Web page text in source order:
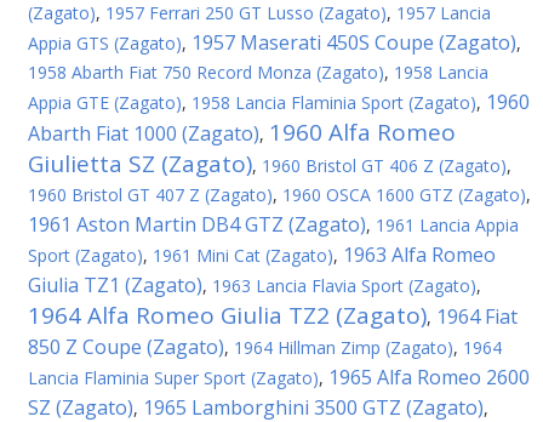
(Zagato), 1957 Ferrari 250 GT Lusso (Zagato), 1957 Lancia
Appia GTS (Zagato), 1957 Maserati 450S Coupe (Zagato),
1958 Abarth Fiat 750 Record Monza (Zagato), 1958 Lancia
Appia GTE (Zagato), 1958 Lancia Flaminia Sport (Zagato), 1960
Abarth Fiat 1000 (Zagato), 1960 Alfa Romeo
Giulietta SZ (Zagato), 1960 Bristol GT 406 Z (Zagato),
1960 Bristol GT 407 Z (Zagato), 1960 OSCA 1600 GTZ (Zagato),
1961 Aston Martin DB4 GTZ (Zagato), 1961 Lancia Appia
Sport (Zagato), 1961 Mini Cat (Zagato), 1963 Alfa Romeo
Giulia TZ1 (Zagato), 1963 Lancia Flavia Sport (Zagato),
1964 Alfa Romeo Giulia TZ2 (Zagato), 1964 Fiat
850 Z Coupe (Zagato), 1964 Hillman Zimp (Zagato), 1964
Lancia Flaminia Super Sport (Zagato), 1965 Alfa Romeo 2600
SZ (Zagato), 1965 Lamborghini 3500 GTZ (Zagato),